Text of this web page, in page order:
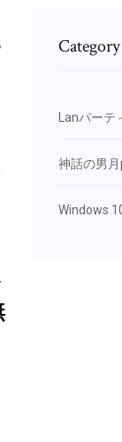
Category
Lanパー
神話の男
Windows